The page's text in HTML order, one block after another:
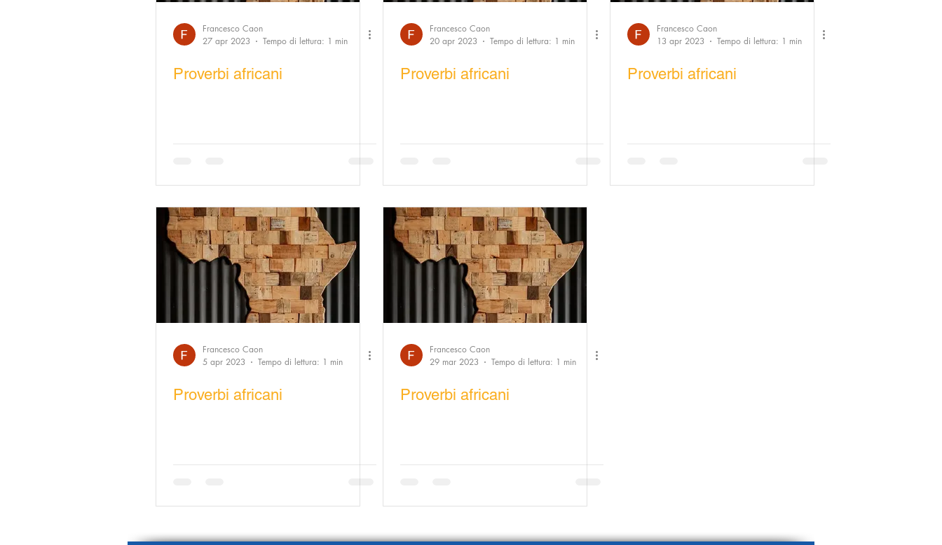
Francesco Caon
27 apr 2023
Tempo di lettura: 1 min
Proverbi africani
Francesco Caon
20 apr 2023
Tempo di lettura: 1 min
Proverbi africani
Francesco Caon
13 apr 2023
Tempo di lettura: 1 min
Proverbi africani
Francesco Caon
5 apr 2023
Tempo di lettura: 1 min
Proverbi africani
Francesco Caon
29 mar 2023
Tempo di lettura: 1 min
Proverbi africani